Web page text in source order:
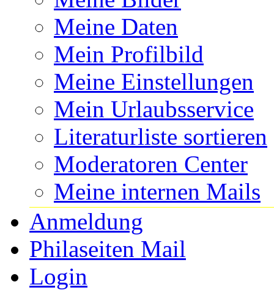
Meine Daten
Mein Profilbild
Meine Einstellungen
Mein Urlaubsservice
Literaturliste sortieren
Moderatoren Center
Meine internen Mails
Anmeldung
Philaseiten Mail
Login